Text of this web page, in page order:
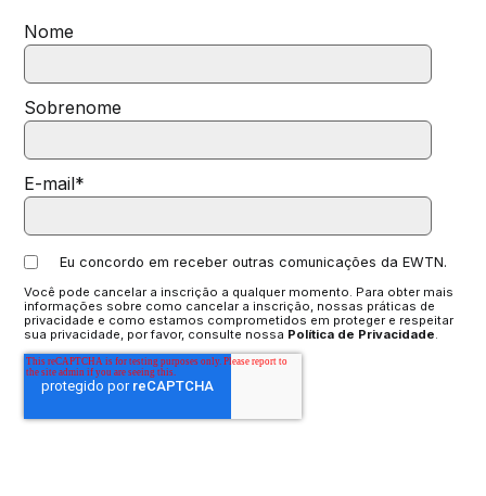
Nome
Sobrenome
E-mail*
Eu concordo em receber outras comunicações da EWTN.
Você pode cancelar a inscrição a qualquer momento. Para obter mais
informações sobre como cancelar a inscrição, nossas práticas de
privacidade e como estamos comprometidos em proteger e respeitar
sua privacidade, por favor, consulte nossa Política de Privacidade